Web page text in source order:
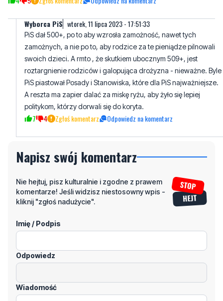
swoich dzieci. A rmto , że skutkiem ubocznym 509+, jest
roztargnienie rodziców i galopująca drożyzna - nieważne. Byle
PiS piastował Posady i Stanowiska, które dla PiS najważniejsze.
A reszta ma zapier dalać za miskę ryżu, aby żyło się lepiej
politykom, którzy dorwali się do koryta.
7 4 Zgłoś komentarz Odpowiedz na komentarz
Napisz swój komentarz
komentarze! Jeśli widzisz niestosowny wpis -
kliknij "zgłoś nadużycie".
Imię / Podpis
Odpowiedz
Wiadomość